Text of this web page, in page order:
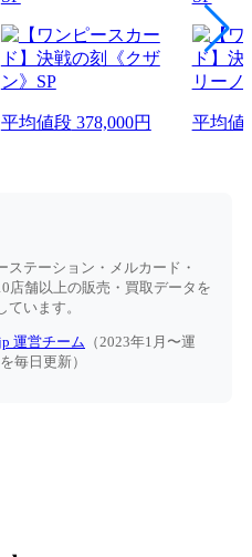
平均値段378,000円 平均値
テーション・メルカード・
店舗以上の販売・買取データを
います。
運営チーム （2023年1月〜運
毎日更新）